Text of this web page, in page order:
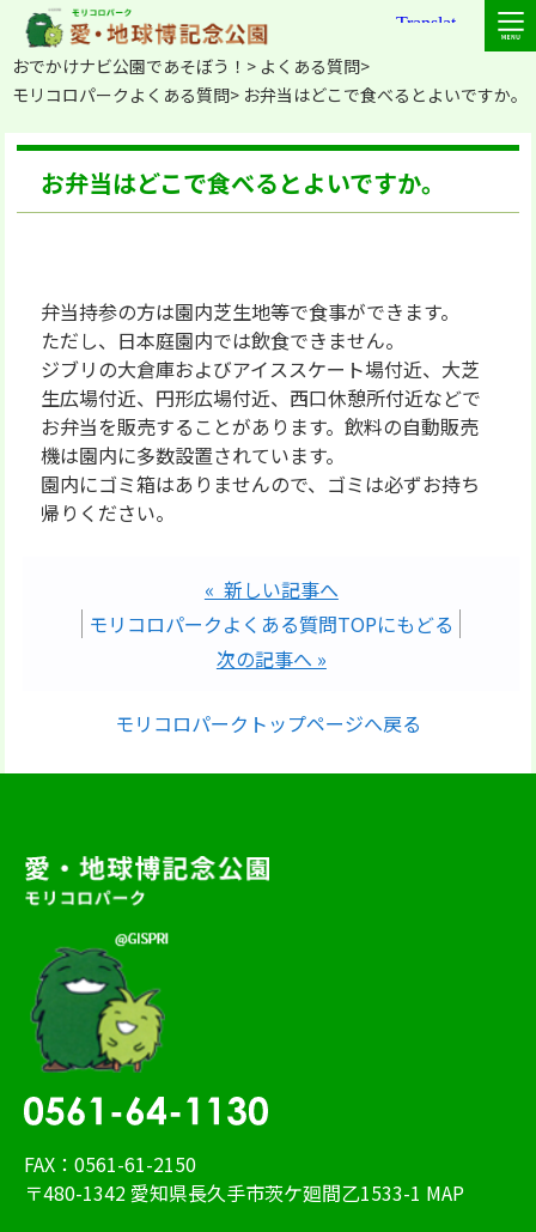
おでかけナビ公園であそぼう！
よくある質問
モリコロパークよくある質問
お弁当はどこで食べるとよいですか。
お弁当はどこで食べるとよいですか。
弁当持参の方は園内芝生地等で食事ができます。
ただし、日本庭園内では飲食できません。
ジブリの大倉庫およびアイススケート場付近、大芝
生広場付近、円形広場付近、西口休憩所付近などで
お弁当を販売することがあります。飲料の自動販売
機は園内に多数設置されています。
園内にゴミ箱はありませんので、ゴミは必ずお持ち
帰りください。
« 新しい記事へ
モリコロパークよくある質問TOPにもどる
次の記事へ »
モリコロパークトップページへ戻る
FAX：0561-61-2150
〒480-1342 愛知県長久手市茨ケ廻間乙1533-1 MAP